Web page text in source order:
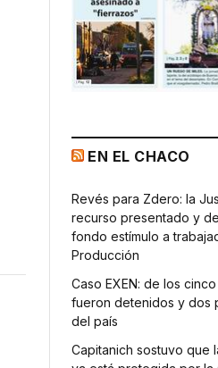
EN EL CHACO
Revés para Zdero: la
recurso presentado y
fondo estímulo a
Producción
Caso EXEN: de los
fueron detenidos y dos
del país
Capitanich sostuvo que